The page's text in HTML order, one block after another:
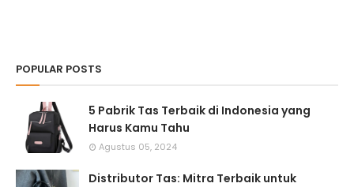
POPULAR POSTS
5 Pabrik Tas Terbaik di Indonesia yang
Harus Kamu Tahu
Agustus 05, 2024
Distributor Tas: Mitra Terbaik untuk